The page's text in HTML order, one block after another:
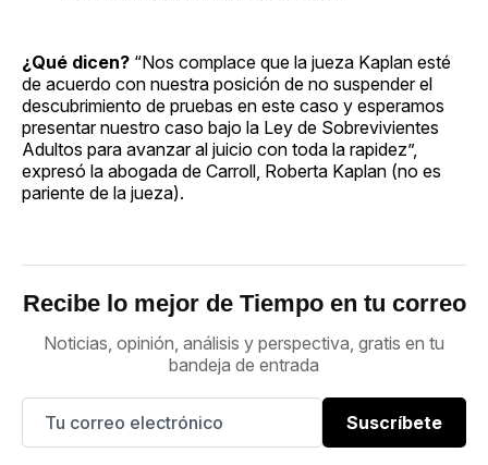
¿Qué dicen? “Nos complace que la jueza Kaplan esté
de acuerdo con nuestra posición de no suspender el
descubrimiento de pruebas en este caso y esperamos
presentar nuestro caso bajo la Ley de Sobrevivientes
Adultos para avanzar al juicio con toda la rapidez”,
expresó la abogada de Carroll, Roberta Kaplan (no es
pariente de la jueza).
Recibe lo mejor de Tiempo en tu correo
Noticias, opinión, análisis y perspectiva, gratis en tu
bandeja de entrada
Suscríbete